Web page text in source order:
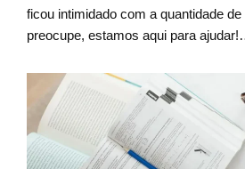
ficou intimidado com a quantidade
preocupe, estamos aqui para